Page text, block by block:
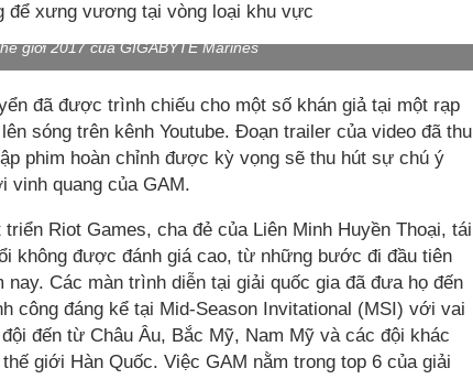
để xưng vương tại vòng loại khu vực
giới 2017 của GIGABYTE Marines
đã được trình chiếu cho một số khán giả tại một rạp
sóng trên kênh Youtube. Đoạn trailer của video đã thu
phim hoàn chỉnh được kỳ vọng sẽ thu hút sự chú ý
vinh quang của GAM.
Riot Games, cha đẻ của Liên Minh Huyền Thoại, tái
không được đánh giá cao, từ những bước đi đầu tiên
Các màn trình diễn tại giải quốc gia đã đưa họ đến
công đáng kể tại Mid-Season Invitational (MSI) với vai
đến từ Châu Âu, Bắc Mỹ, Nam Mỹ và các đội khác
giới Hàn Quốc. Việc GAM nằm trong top 6 của giải